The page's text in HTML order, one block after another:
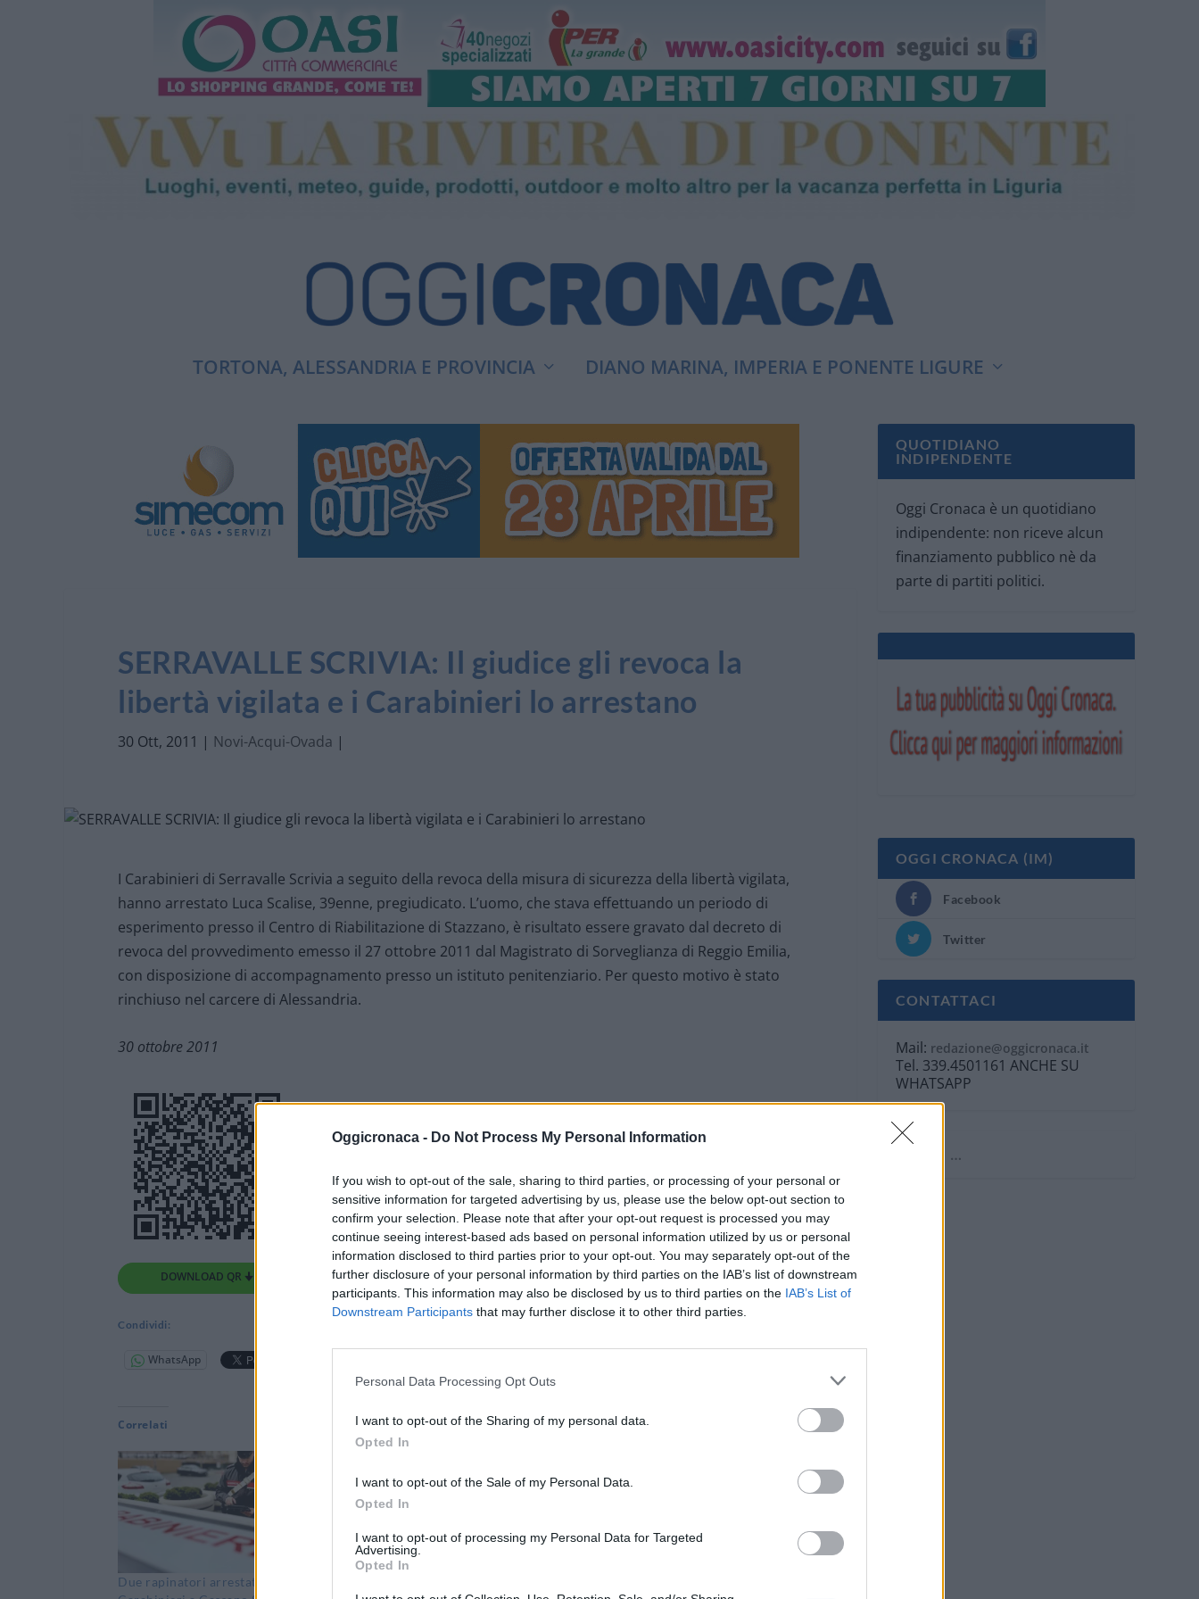
Oggicronaca - Do Not Process My Personal Information
If you wish to opt-out of the sale, sharing to third parties, or processing of your personal or
sensitive information for targeted advertising by us, please use the below opt-out section to
confirm your selection. Please note that after your opt-out request is processed you may
continue seeing interest-based ads based on personal information utilized by us or personal
information disclosed to third parties prior to your opt-out. You may separately opt-out of the
further disclosure of your personal information by third parties on the IAB’s list of downstream
participants. This information may also be disclosed by us to third parties on the IAB’s List of
Downstream Participants that may further disclose it to other third parties.
Personal Data Processing Opt Outs
I want to opt-out of the Sharing of my personal data.
Opted In
I want to opt-out of the Sale of my Personal Data.
Opted In
I want to opt-out of processing my Personal Data for Targeted
Advertising.
Opted In
TORTONA, ALESSANDRIA E PROVINCIA DIANO MARINA, IMPERIA E PONENTE LIGURE
SERRAVALLE SCRIVIA: Il giudice gli revoca la
libertà vigilata e i Carabinieri lo arrestano
30 Ott, 2011 | Novi-Acqui-Ovada |
I Carabinieri di Serravalle Scrivia a seguito della revoca della misura di sicurezza della libertà vigilata,
hanno arrestato Luca Scalise, 39enne, pregiudicato. L’uomo, che stava effettuando un periodo di
esperimento presso il Centro di Riabilitazione di Stazzano, è risultato essere gravato dal decreto di
revoca del provvedimento emesso il 27 ottobre 2011 dal Magistrato di Sorveglianza di Reggio Emilia,
con disposizione di accompagnamento presso un istituto penitenziario. Per questo motivo è stato
rinchiuso nel carcere di Alessandria.
30 ottobre 2011
DOWNLOAD QR 🠋
Condividi:
WhatsApp
Correlati
Due rapinatori arrestati dai
QUOTIDIANO
INDIPENDENTE
Oggi Cronaca è un quotidiano
indipendente: non riceve alcun
finanziamento pubblico nè da
parte di partiti politici.
OGGI CRONACA (IM)
Facebook
Twitter
CONTATTACI
Mail: redazione@oggicronaca.it
Tel. 339.4501161 ANCHE SU
WHATSAPP